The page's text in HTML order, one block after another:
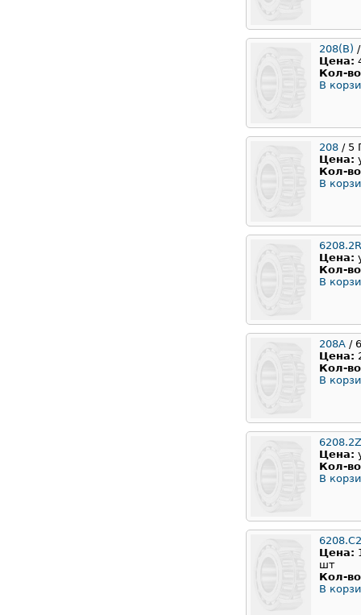
208(B)
Цена:
Кол-
В
208 / 5
Цена:
Кол-
В
Цена:
Кол-
В
208A /
Цена:
Кол-
В
Цена:
Кол-
В
Цена:
шт
Кол-
В